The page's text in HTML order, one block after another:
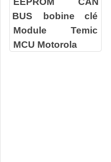
BUS
bobine clé
Module Temic
MCU Motorola